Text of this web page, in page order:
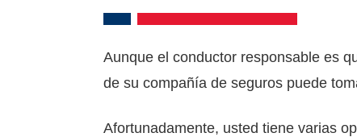
Aunque el conductor responsable es
de su compañía de seguros puede
Afortunadamente, usted tiene varias